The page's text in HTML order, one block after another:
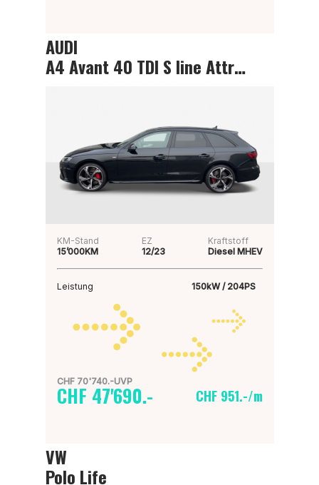
AUDI
A4 Avant 40 TDI S line Attraction
KM-Stand
15’000KM
EZ
12/23
Kraftstoff
Diesel MHEV
Leistung 150kW / 204PS
CHF 70'740.-UVP
CHF 47'690.- CHF 951.-/m
VW
Polo Life